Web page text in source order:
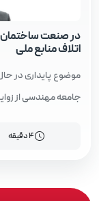
مجله توسعه
در صنعت ساختمان ،
اتلاف منابع ملی
موضوع پایداری در
جامعه مهندسی از
4 دقیقه